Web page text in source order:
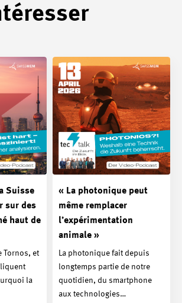
Suisse
sur des
haut de
Tornos, et
la
« La photonique peut
même remplacer
l’expérimentation
animale »
La photonique fait depuis
longtemps partie de notre
quotidien, du smartphone
aux technologies…